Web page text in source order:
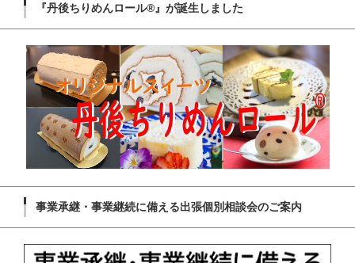
『丹後ちりめんロール®』が誕生しました
事業承継・事業継続に備える出張個別相談会のご案内